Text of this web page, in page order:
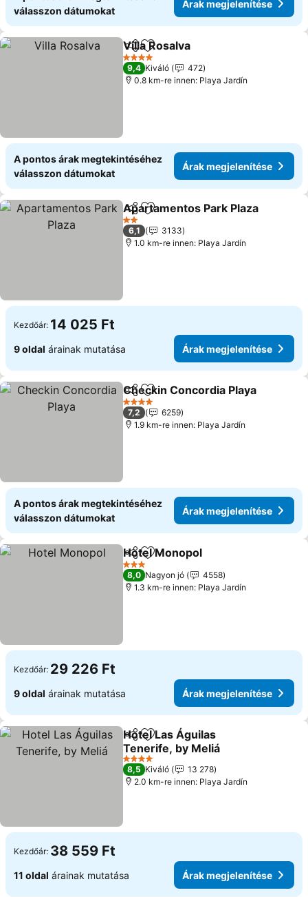
válasszon dátumokat
Árak megjelenítése
Megosztás
Hozzáadás a kedvencekhez
Villa Rosalva
4 Kategória
9,4 Kiváló
472
0.8 km-re innen: Playa Jardín
A pontos árak megtekintéséhez
válasszon dátumokat
Árak megjelenítése
Megosztás
Hozzáadás a kedvencekhez
Apartamentos Park Plaza
2 Kategória
6,1
3133
1.0 km-re innen: Playa Jardín
Kezdőár: 14 025 Ft
9 oldal árainak mutatása Árak megjelenítése
Megosztás
Hozzáadás a kedvencekhez
Checkin Concordia Playa
4 Kategória
7,2
6259
1.9 km-re innen: Playa Jardín
A pontos árak megtekintéséhez
válasszon dátumokat
Árak megjelenítése
Megosztás
Hozzáadás a kedvencekhez
Hotel Monopol
3 Kategória
8,0 Nagyon jó
4558
1.3 km-re innen: Playa Jardín
Kezdőár: 29 226 Ft
9 oldal árainak mutatása Árak megjelenítése
Megosztás
Hozzáadás a kedvencekhez
Hotel Las Águilas
Tenerife, by Meliá
Árak megjelenítése
4 Kategória
8,5 Kiváló
13 278
2.0 km-re innen: Playa Jardín
Kezdőár: 38 559 Ft
11 oldal árainak mutatása Árak megjelenítése